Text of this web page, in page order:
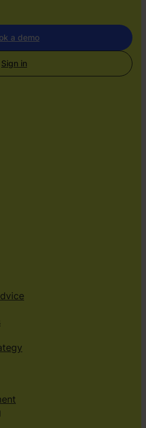
a demo
Sign in